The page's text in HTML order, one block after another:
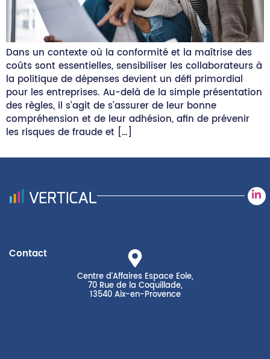
Dans un contexte où la conformité et la maîtrise des
coûts sont essentielles, sensibiliser les collaborateurs à
la politique de dépenses devient un défi primordial
pour les entreprises. Au-delà de la simple présentation
des règles, il s’agit de s’assurer de leur bonne
compréhension et de leur adhésion, afin de prévenir
les risques de fraude et […]
Contact
Centre d'Affaires Espace Eole,
70 Rue de la Coquillade,
13540 Aix-en-Provence